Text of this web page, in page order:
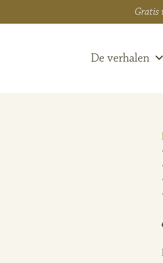
Gratis
De verhalen